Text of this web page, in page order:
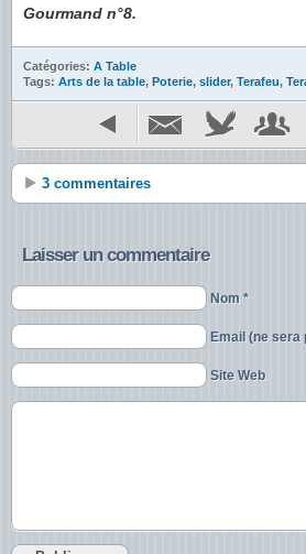
Gourmand n°8.
Catégories: A Table
Tags: Arts de la table, Poterie, slider, Terafeu,
3 commentaires
Laisser un commentaire
Nom *
Email (ne sera
Site Web